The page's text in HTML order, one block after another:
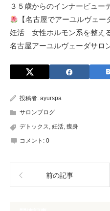
３５歳からのインナービュー
【名古屋でアーユルヴェ
妊活 女性ホルモン系を整え
名古屋アーユルヴェーダサロ
投稿者: ayurspa
サロンブログ
デトックス, 妊活, 痩身
コメント: 0
前の記事